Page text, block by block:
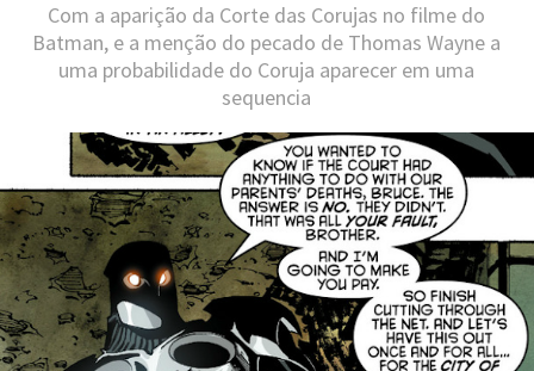
Com a aparição da Corte das Corujas no filme do
Batman, e a menção do pecado de Thomas Wayne a
uma probabilidade do Coruja aparecer em uma
sequencia